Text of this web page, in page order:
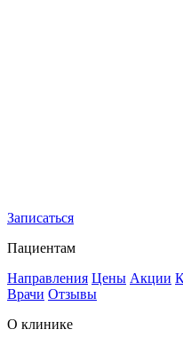
Записаться
Пациентам
Направления Цены Акции
Врачи Отзывы
О клинике